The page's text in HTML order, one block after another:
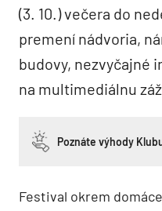
(3. 10.) večera do
premení nádvoria,
budovy, nezvyčajné
na multimediálnu
Poznáte výhody
Festival okrem